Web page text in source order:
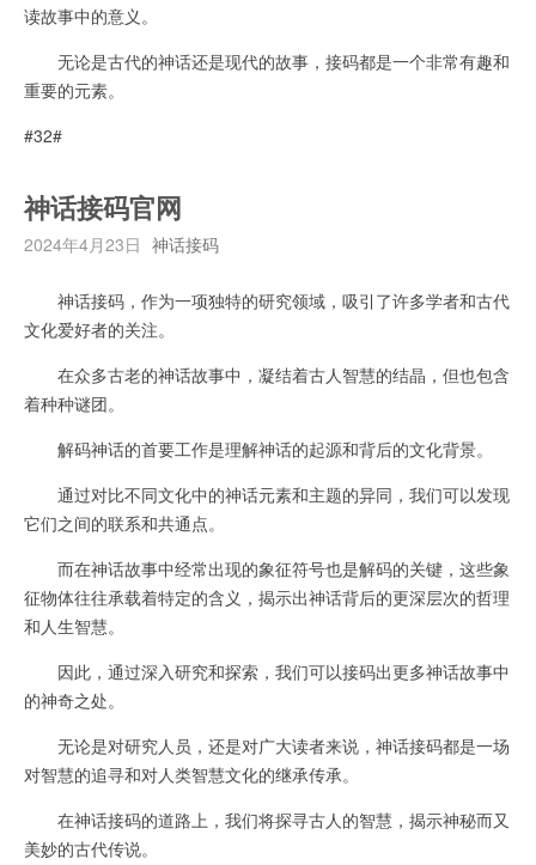
读故事中的意义。
无论是古代的神话还是现代的故事，接码都是一个非常有趣和
重要的元素。
#32#
神话接码官网
2024年4月23日 神话接码
神话接码，作为一项独特的研究领域，吸引了许多学者和古代
文化爱好者的关注。
在众多古老的神话故事中，凝结着古人智慧的结晶，但也包含
着种种谜团。
解码神话的首要工作是理解神话的起源和背后的文化背景。
通过对比不同文化中的神话元素和主题的异同，我们可以发现
它们之间的联系和共通点。
而在神话故事中经常出现的象征符号也是解码的关键，这些象
征物体往往承载着特定的含义，揭示出神话背后的更深层次的哲理
和人生智慧。
因此，通过深入研究和探索，我们可以接码出更多神话故事中
的神奇之处。
无论是对研究人员，还是对广大读者来说，神话接码都是一场
对智慧的追寻和对人类智慧文化的继承传承。
在神话接码的道路上，我们将探寻古人的智慧，揭示神秘而又
美妙的古代传说。